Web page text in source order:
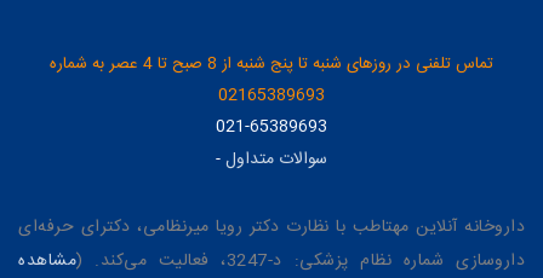
تماس تلفنی در روزهای شنبه تا پنج شنبه از 8 صبح تا 4 عصر به شماره
02165389693
021-65389693
سوالات متداول-
داروخانه آنلاین مهتاطب با نظارت دکتر رویا میرنظامی، دکترای حرفه‌ای
داروسازی شماره نظام پزشکی: د-3247، فعالیت می‌کند. (
مشاهده